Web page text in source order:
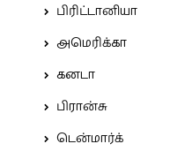
பிரிட்டானியா
அமெரிக்கா
கனடா
பிரான்சு
டென்மார்க்